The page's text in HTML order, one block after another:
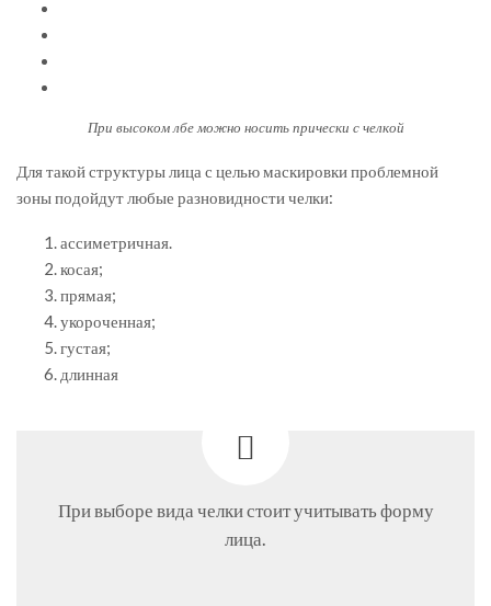
При высоком лбе можно носить прически с челкой
Для такой структуры лица с целью маскировки проблемной
зоны подойдут любые разновидности челки:
ассиметричная.
косая;
прямая;
укороченная;
густая;
длинная
При выборе вида челки стоит учитывать форму
лица.